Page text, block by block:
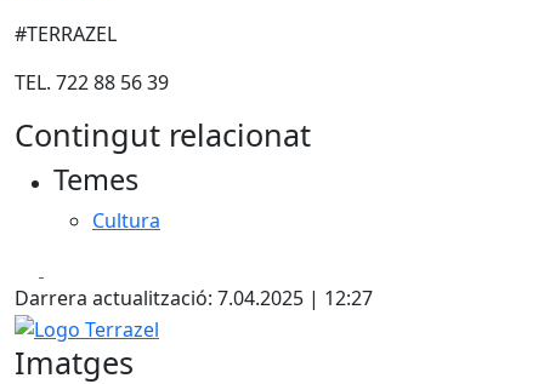
#TERRAZEL
TEL. 722 88 56 39
Contingut relacionat
Temes
Cultura
Darrera actualització: 7.04.2025 | 12:27
Logo Terrazel
Imatges